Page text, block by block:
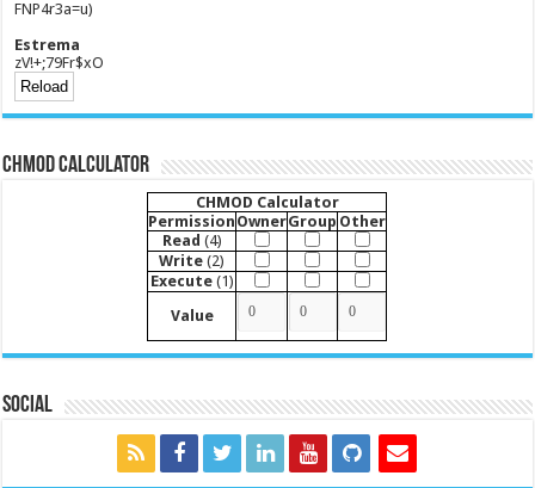
FNP4r3a=u)
Estrema
zV!+;79Fr$xO
CHMOD Calculator
CHMOD Calculator
Permission OwnerGroup Other
Read (4)
Write (2)
Execute(1)
Value
Social